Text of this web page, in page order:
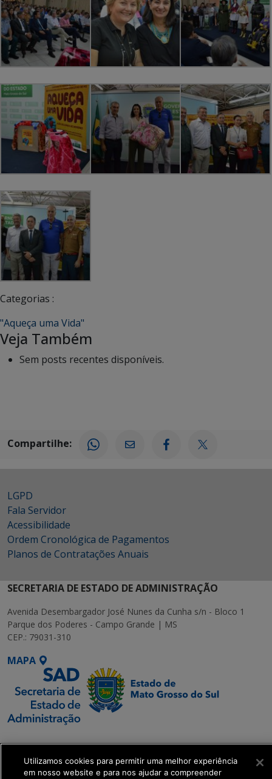
Categorias :
"Aqueça uma Vida"
Veja Também
Sem posts recentes disponíveis.
Compartilhe:
LGPD
Fala Servidor
Acessibilidade
Ordem Cronológica de Pagamentos
Planos de Contratações Anuais
SECRETARIA DE ESTADO DE ADMINISTRAÇÃO
Avenida Desembargador José Nunes da Cunha s/n - Bloco 1
Parque dos Poderes - Campo Grande | MS
CEP.: 79031-310
MAPA
SETDIG | Secretaria-
Executiva de
Transformação Digital
Utilizamos cookies para permitir uma melhor experiência
em nosso website e para nos ajudar a compreender